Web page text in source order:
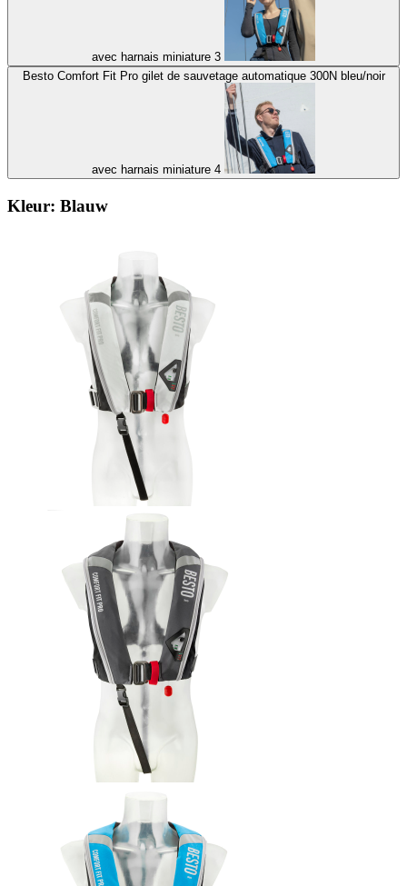
avec harnais miniature 3
Besto Comfort Fit Pro gilet de sauvetage automatique 300N bleu/noir
avec harnais miniature 4
Kleur: Blauw